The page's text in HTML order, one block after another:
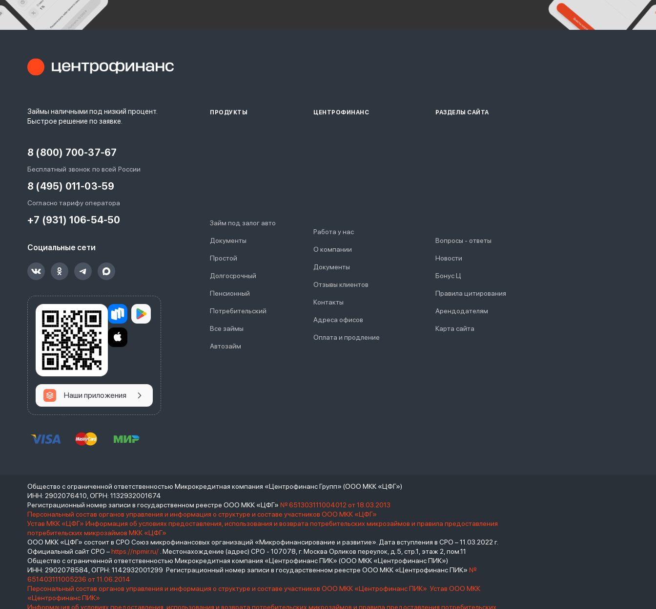
Займы наличными под низкий процент.
Быстрое решение по заявке.
8 (800) 700-37-67
Бесплатный звонок по всей России
8 (495) 011-03-59
Согласно тарифу оператора
+7 (931) 106-54-50
Социальные сети
Наши приложения
ПРОДУКТЫ
Займ под залог авто
Документы
Простой
Долгосрочный
Пенсионный
Потребительский
Все займы
Автозайм
ЦЕНТРОФИНАНС
Работа у нас
О компании
Документы
Отзывы клиентов
Контакты
Адреса офисов
Оплата и продление
РАЗДЕЛЫ САЙТА
Вопросы - ответы
Новости
Бонус Ц
Правила цитирования
Арендодателям
Карта сайта
Общество с ограниченной ответственностью Микрокредитная компания «Центрофинанс Групп» (ООО МКК «ЦФГ»)
ИНН: 2902076410, ОГРН: 1132932001674
Регистрационный номер записи в государственном реестре ООО МКК «ЦФГ» № 651303111004012 от 18.03.2013
Персональный состав органов управления и информация о структуре и составе участников ООО МКК «ЦФГ»
Устав МКК «ЦФГ» Информация об условиях предоставления, использования и возврата потребительских микрозаймов и правила предоставления
потребительских микрозаймов МКК «ЦФГ»
ООО МКК «ЦФГ» состоит в СРО Союз микрофинансовых организаций «Микрофинансирование и развитие». Дата вступления в СРО – 11.03.2022 г.
Официальный сайт СРО –https://npmir.ru/ . Местонахождение (адрес) СРО - 107078, г. Москва Орликов переулок, д.5, стр.1, этаж 2, пом.11
Общество с ограниченной ответственностью Микрокредитная компания «Центрофинанс ПИК» (ООО МКК «Центрофинанс ПИК»)
ИНН: 2902078584, ОГРН: 1142932001299 Регистрационный номер записи в государственном реестре ООО МКК «Центрофинанс ПИК» №
651403111005236 от 11.06.2014
Персональный состав органов управления и информация о структуре и составе участников ООО МКК «Центрофинанс ПИК» Устав ООО МКК
«Центрофинанс ПИК»
Информация об условиях предоставления, использования и возврата потребительских микрозаймов и правила предоставления потребительских